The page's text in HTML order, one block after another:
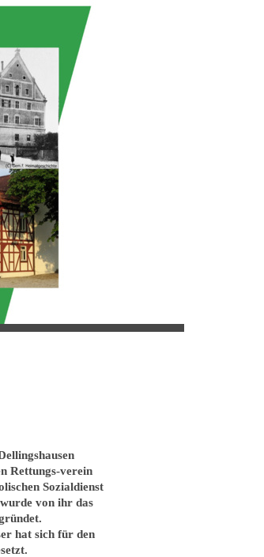
Rettungs-verein
Sozialdienst
von ihr das
hat sich für den